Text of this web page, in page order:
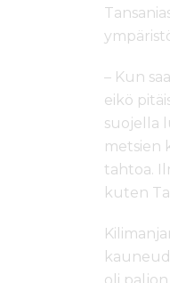
– Kun
eikö
suojella
metsien
tahtoa.
kuten